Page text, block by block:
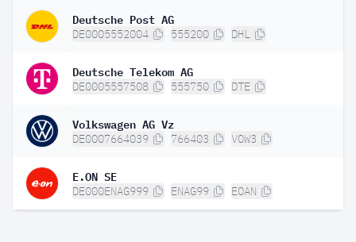
Deutsche Post AG
DE0005552004 555200 DHL
Deutsche Telekom AG
DE0005557508 555750 DTE
Volkswagen AG Vz
DE0007664039 766403 VOW3
E.ON SE
DE000ENAG999 ENAG99 EOAN